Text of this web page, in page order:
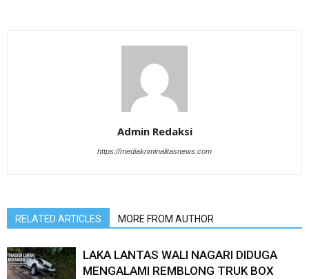
Admin Redaksi
https://mediakriminalitasnews.com
RELATED ARTICLES MORE FROM AUTHOR
LAKA LANTAS WALI NAGARI DIDUGA
MENGALAMI REMBLONG TRUK BOX